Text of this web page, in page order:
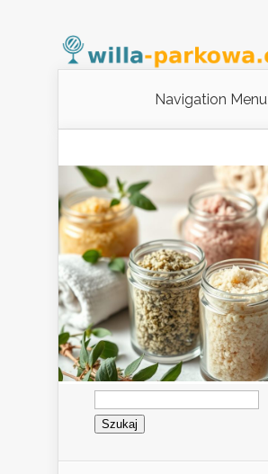
Navigation Menu
Szukaj: